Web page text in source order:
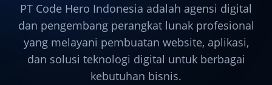
PT Code Hero Indonesia adalah agensi digital
dan pengembang perangkat lunak profesional
yang melayani pembuatan website, aplikasi,
dan solusi teknologi digital untuk berbagai
kebutuhan bisnis.